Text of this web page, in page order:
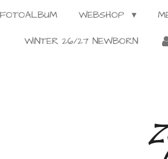
FOTOALBUM WEBSHOP
WINTER 26/27 NEWBORN